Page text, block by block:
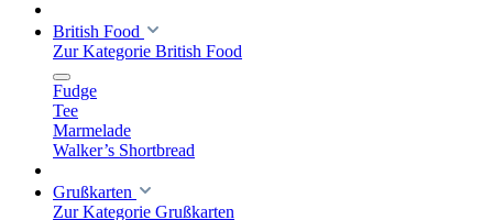
British Food
Zur Kategorie British Food
Fudge
Tee
Marmelade
Walker’s Shortbread
Grußkarten
Zur Kategorie Grußkarten